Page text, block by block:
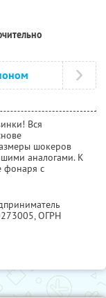
Вся
шокеров
аналогами. К
фонаря с
, ОГРН